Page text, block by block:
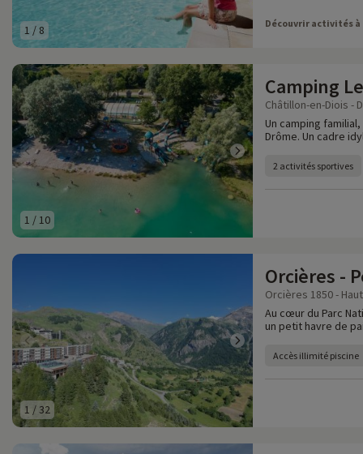
1 / 8 Découvrir activités
1 / 10
Camping
Châtillon-en-Diois -
Un camping
Drôme. Un cadre
2 activités sportives
1 /32
Orcières -
Orcières 1850 -
Au cœur du Parc
un petit havre de
Accès illimité piscine